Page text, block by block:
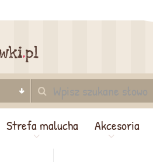
Sprawdź status
Strefa malucha Akcesoria